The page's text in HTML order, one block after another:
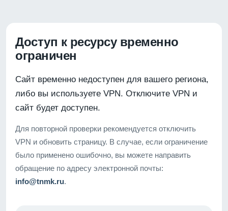
Доступ к ресурсу временно
ограничен
Сайт временно недоступен для вашего региона,
либо вы используете VPN. Отключите VPN и
сайт будет доступен.
Для повторной проверки рекомендуется отключить
VPN и обновить страницу. В случае, если ограничение
было применено ошибочно, вы можете направить
обращение по адресу электронной почты:
info@tnmk.ru.